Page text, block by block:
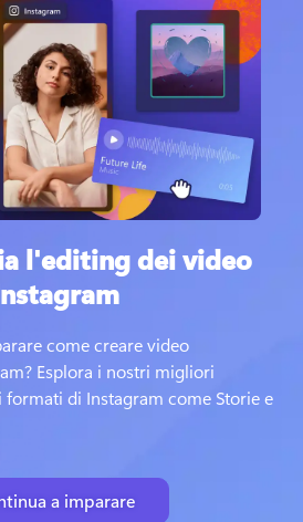
l'editing dei video
come creare video
Esplora i nostri migliori
di Instagram come Storie e
a imparare